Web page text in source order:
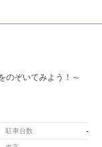
のぞいてみよう！～
駐車台数 -